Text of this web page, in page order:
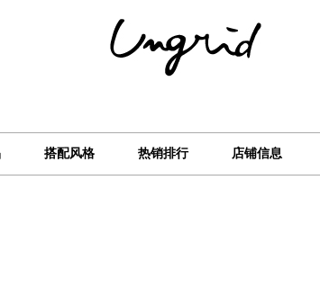
搭配风格 热销排行 店铺信息